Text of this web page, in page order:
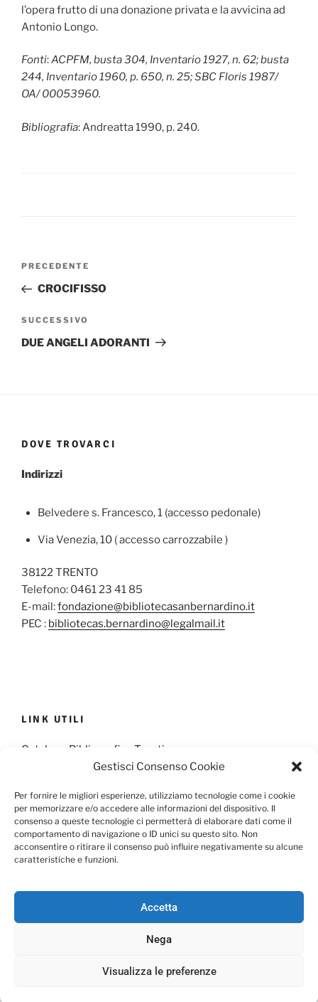
Gestisci Consenso Cookie
Per fornire le migliori esperienze, utilizziamo tecnologie come i cookie
per memorizzare e/o accedere alle informazioni del dispositivo. Il
consenso a queste tecnologie ci permetterà di elaborare dati come il
comportamento di navigazione o ID unici su questo sito. Non
acconsentire o ritirare il consenso può influire negativamente su alcune
caratteristiche e funzioni.
Accetta
Nega
Visualizza le preferenze
l’opera frutto di una donazione privata e la avvicina ad
Antonio Longo.
Fonti:ACPFM, busta 304, Inventario 1927, n. 62; busta
244, Inventario 1960, p. 650, n. 25; SBC Floris 1987/
OA/ 00053960.
Bibliografia: Andreatta 1990, p. 240.
Navigazione
Articolo
precedente:
PRECEDENTE
CROCIFISSO
Articolo
successivo
SUCCESSIVO
DUE ANGELI ADORANTI
DOVE TROVARCI
Indirizzi
Belvedere s. Francesco, 1 (accesso pedonale)
Via Venezia, 10 ( accesso carrozzabile )
38122 TRENTO
Telefono: 0461 23 41 85
E-mail:fondazione@bibliotecasanbernardino.it
PEC : bibliotecas.bernardino@legalmail.it
LINK UTILI
Catalogo Bibliografico Trentino
Cookie Policy Privacy Policy